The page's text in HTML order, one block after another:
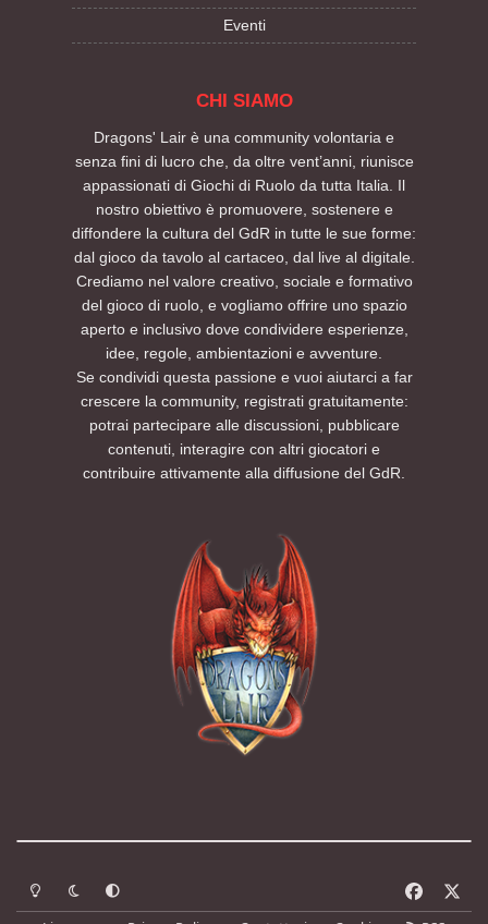
Eventi
CHI SIAMO
Dragons' Lair è una community volontaria e
senza fini di lucro che, da oltre vent’anni, riunisce
appassionati di Giochi di Ruolo da tutta Italia. Il
nostro obiettivo è promuovere, sostenere e
diffondere la cultura del GdR in tutte le sue forme:
dal gioco da tavolo al cartaceo, dal live al digitale.
Crediamo nel valore creativo, sociale e formativo
del gioco di ruolo, e vogliamo offrire uno spazio
aperto e inclusivo dove condividere esperienze,
idee, regole, ambientazioni e avventure.
Se condividi questa passione e vuoi aiutarci a far
crescere la community, registrati gratuitamente:
potrai partecipare alle discussioni, pubblicare
contenuti, interagire con altri giocatori e
contribuire attivamente alla diffusione del GdR.
Modalità chiara
Modalità scuraSegui la preferenza del sistema
a